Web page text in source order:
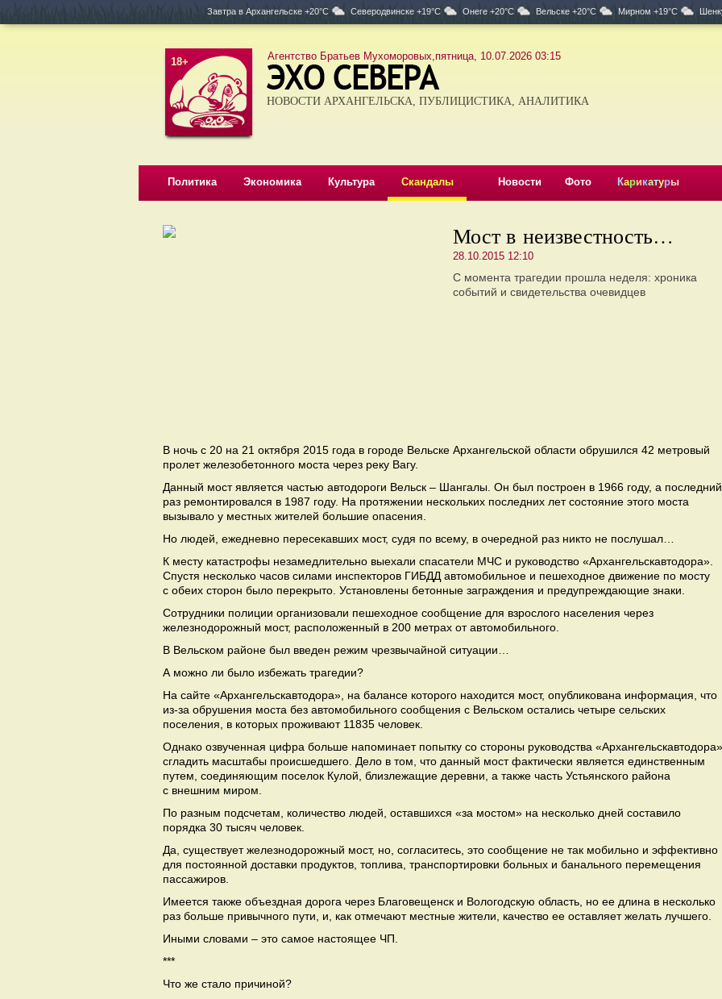
Завтра в Архангельске +20°C Северодвинске +19°C Онеге +20°C Вельске +20°C Мирном +19°C
18+ Агентство Братьев Мухоморовых,пятница, 10.07.2026 03:15
НОВОСТИ АРХАНГЕЛЬСКА, ПУБЛИЦИСТИКА, АНАЛИТИКА
Политика Экономика Культура Скандалы Новости Фото Карикатуры
Мост в неизвестность…
28.10.2015 12:10
С момента трагедии прошла неделя: хроника
событий и свидетельства очевидцев
В ночь с 20 на 21 октября 2015 года в городе Вельске Архангельской области обрушился 42 метровый
пролет железобетонного моста через реку Вагу.
Данный мост является частью автодороги Вельск – Шангалы. Он был построен в 1966 году, а последний
раз ремонтировался в 1987 году. На протяжении нескольких последних лет состояние этого моста
вызывало у местных жителей большие опасения.
Но людей, ежедневно пересекавших мост, судя по всему, в очередной раз никто не послушал…
К месту катастрофы незамедлительно выехали спасатели МЧС и руководство «Архангельскавтодора».
Спустя несколько часов силами инспекторов ГИБДД автомобильное и пешеходное движение по мосту
с обеих сторон было перекрыто. Установлены бетонные заграждения и предупреждающие знаки.
Сотрудники полиции организовали пешеходное сообщение для взрослого населения через
железнодорожный мост, расположенный в 200 метрах от автомобильного.
В Вельском районе был введен режим чрезвычайной ситуации…
А можно ли было избежать трагедии?
На сайте «Архангельскавтодора», на балансе которого находится мост, опубликована информация, что
из-за обрушения моста без автомобильного сообщения с Вельском остались четыре сельских
поселения, в которых проживают 11835 человек.
Однако озвученная цифра больше напоминает попытку со стороны руководства «Архангельскавтодора»
сгладить масштабы происшедшего. Дело в том, что данный мост фактически является единственным
путем, соединяющим поселок Кулой, близлежащие деревни, а также часть Устьянского района
с внешним миром.
По разным подсчетам, количество людей, оставшихся «за мостом» на несколько дней составило
порядка 30 тысяч человек.
Да, существует железнодорожный мост, но, согласитесь, это сообщение не так мобильно и эффективно
для постоянной доставки продуктов, топлива, транспортировки больных и банального перемещения
пассажиров.
Имеется также объездная дорога через Благовещенск и Вологодскую область, но ее длина в несколько
раз больше привычного пути, и, как отмечают местные жители, качество ее оставляет желать лучшего.
Иными словами – это самое настоящее ЧП.
***
Что же стало причиной?